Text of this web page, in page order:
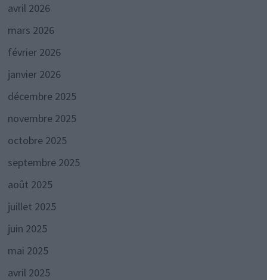
avril 2026
mars 2026
février 2026
janvier 2026
décembre 2025
novembre 2025
octobre 2025
septembre 2025
août 2025
juillet 2025
juin 2025
mai 2025
avril 2025